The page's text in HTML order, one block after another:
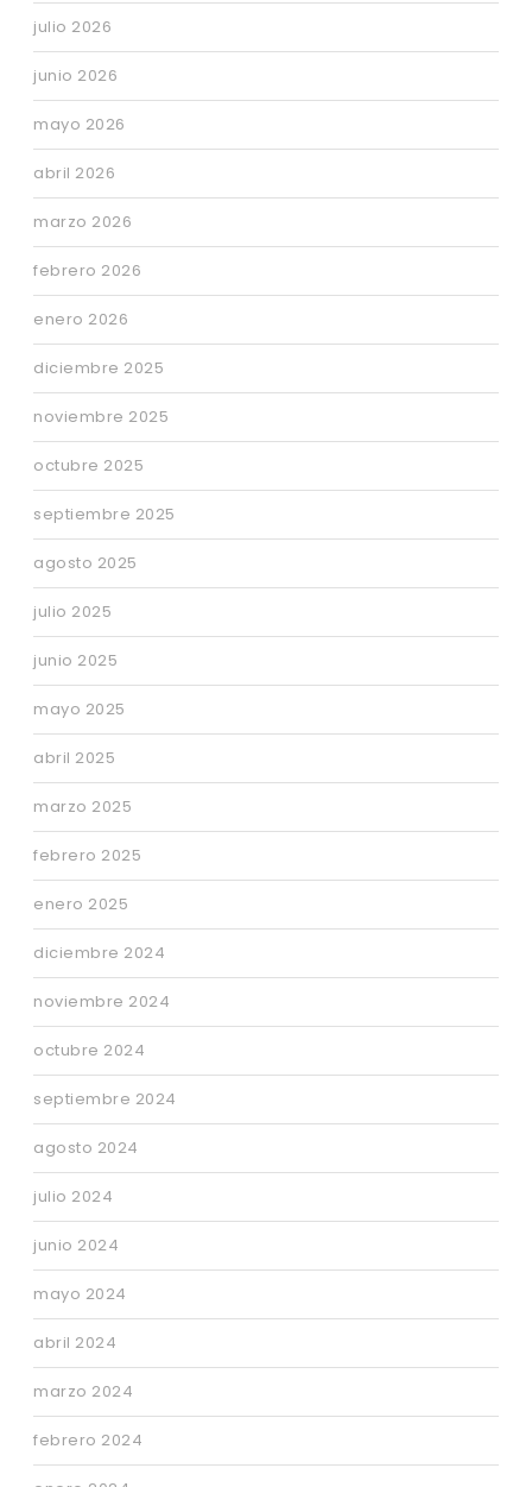
julio 2026
junio 2026
mayo 2026
abril 2026
marzo 2026
febrero 2026
enero 2026
diciembre 2025
noviembre 2025
octubre 2025
septiembre 2025
agosto 2025
julio 2025
junio 2025
mayo 2025
abril 2025
marzo 2025
febrero 2025
enero 2025
diciembre 2024
noviembre 2024
octubre 2024
septiembre 2024
agosto 2024
julio 2024
junio 2024
mayo 2024
abril 2024
marzo 2024
febrero 2024